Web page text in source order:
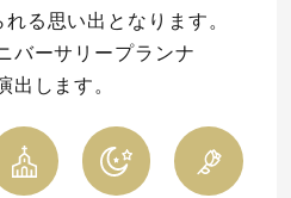
る思い出となります。
バーサリープランナ
出します。
us on